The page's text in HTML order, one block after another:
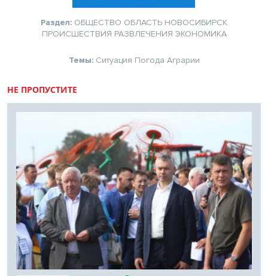
Раздел: ОБЩЕСТВО ОБЛАСТЬ НОВОСИБИРСК
ПРОИСШЕСТВИЯ РАЗВЛЕЧЕНИЯ ЭКОНОМИКА
Темы: Ситуация Погода Аграрии
НЕ ПРОПУСТИТЕ